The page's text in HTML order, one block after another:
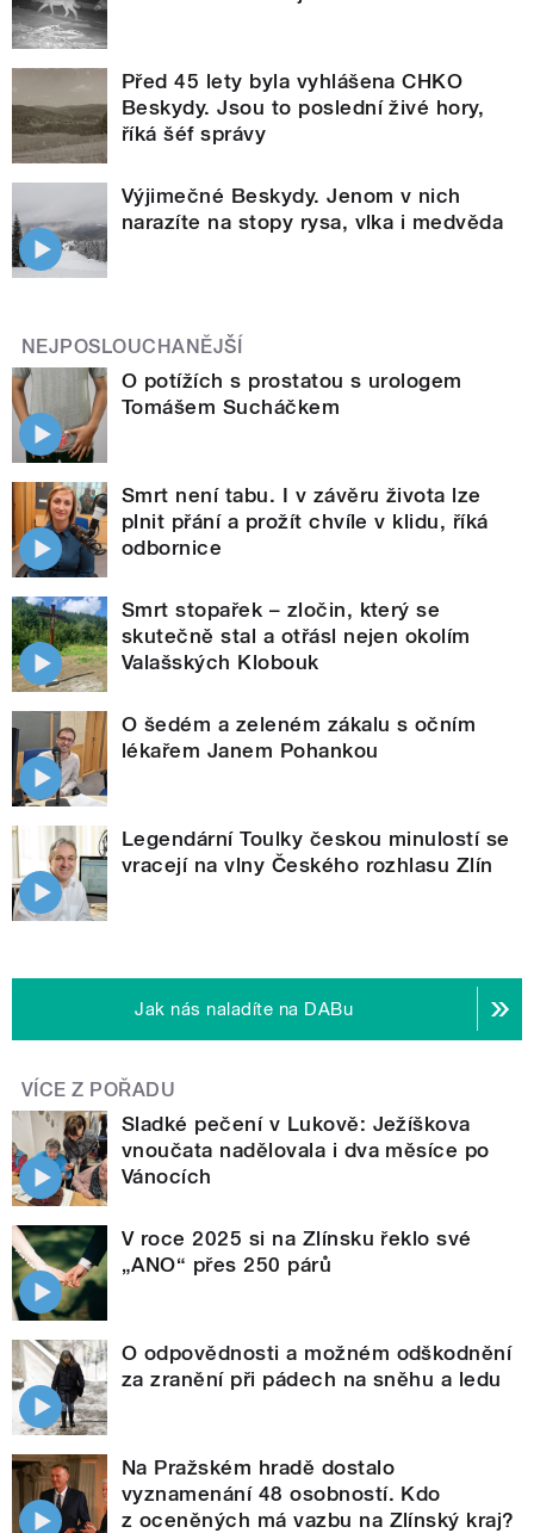
Před 45 lety byla vyhlášena CHKO
Beskydy. Jsou to poslední živé hory,
říká šéf správy
Výjimečné Beskydy. Jenom v nich
narazíte na stopy rysa, vlka i medvěda
NEJPOSLOUCHANĚJŠÍ
O potížích s prostatou s urologem
Tomášem Sucháčkem
Smrt není tabu. I v závěru života lze
plnit přání a prožít chvíle v klidu, říká
odbornice
Smrt stopařek – zločin, který se
skutečně stal a otřásl nejen okolím
Valašských Klobouk
O šedém a zeleném zákalu s očním
lékařem Janem Pohankou
Legendární Toulky českou minulostí se
vracejí na vlny Českého rozhlasu Zlín
Jak nás naladíte na DABu
VÍCE Z POŘADU
Sladké pečení v Lukově: Ježíškova
vnoučata nadělovala i dva měsíce po
Vánocích
V roce 2025 si na Zlínsku řeklo své
„ANO“ přes 250 párů
O odpovědnosti a možném odškodnění
za zranění při pádech na sněhu a ledu
Na Pražském hradě dostalo
vyznamenání 48 osobností. Kdo
z oceněných má vazbu na Zlínský kraj?